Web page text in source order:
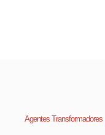
Agentes Transformadores